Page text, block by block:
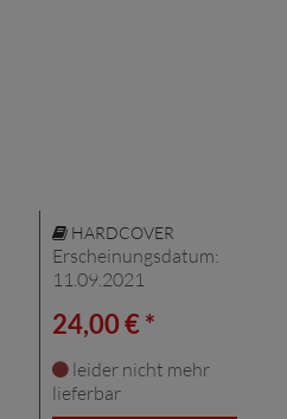
HARDCOVER
Erscheinungsdatum:
11.09.2021
24,00 € *
leider nicht mehr
lieferbar